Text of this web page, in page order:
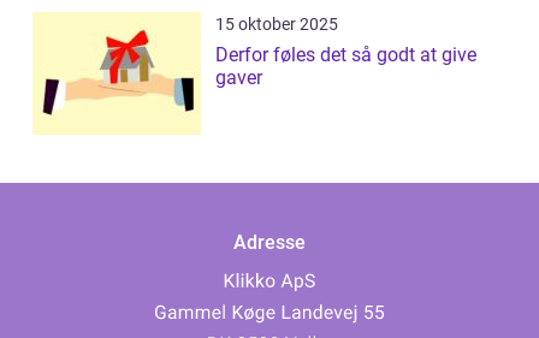
15 oktober 2025
Derfor føles det så godt at give
gaver
Adresse